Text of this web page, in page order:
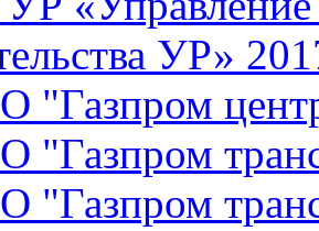
УР»
"Газпром